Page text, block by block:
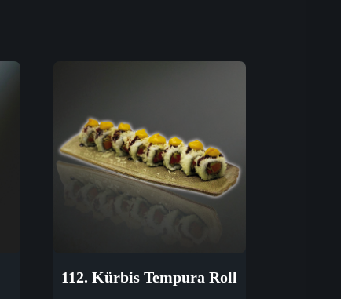
112. Kürbis Tempura Roll